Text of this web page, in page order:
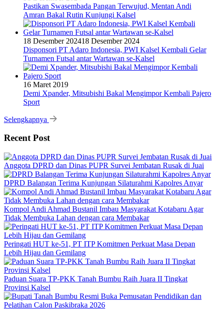
Pastikan Swasembada Pangan Terwujud, Mentan Andi
Amran Bakal Rutin Kunjungi Kalsel
18 Desember 202418 Desember 2024
Disponsori PT Adaro Indonesia, PWI Kalsel Kembali Gelar
Turnamen Futsal antar Wartawan se-Kalsel
16 Maret 2019
Demi Xpander, Mitsubishi Bakal Mengimpor Kembali Pajero
Sport
Selengkapnya
Recent Post
Anggota DPRD dan Dinas PUPR Survei Jembatan Rusak di Juai
DPRD Balangan Terima Kunjungan Silaturahmi Kapolres Anyar
Kompol Andi Ahmad Bustanil Imbau Masyarakat Kotabaru Agar
Tidak Membuka Lahan dengan cara Membakar
Peringati HUT ke-51, PT ITP Komitmen Perkuat Masa Depan
Lebih Hijau dan Gemilang
Paduan Suara TP-PKK Tanah Bumbu Raih Juara II Tingkat
Provinsi Kalsel